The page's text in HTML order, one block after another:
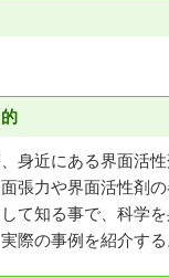
身近にある界面活性
張力や界面活性剤
て知る事で、科学
際の事例を紹介する